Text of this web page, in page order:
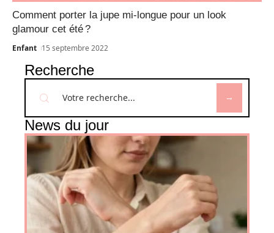
Comment porter la jupe mi-longue pour un look
glamour cet été ?
Enfant 15 septembre 2022
Recherche
News du jour